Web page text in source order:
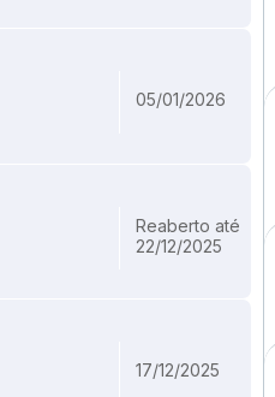
05/01/2026
Reaberto até
22/12/2025
17/12/2025